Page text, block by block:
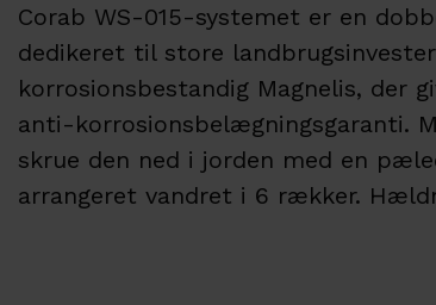
Corab WS-015-systemet er en
dedikeret til store
korrosionsbestandig Magnelis, der
anti-korrosionsbelægningsgaranti.
skrue den ned i jorden med en
arrangeret vandret i 6 rækker.